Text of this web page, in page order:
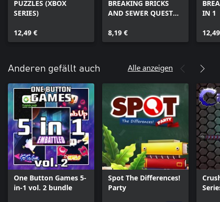
PUZZLES (XBOX
SERIES)
12,49 €
BREAKING BRICKS
AND SEWER QUEST
8,19 €
IN 1
Anderen gefällt auch Alle anzeigen
One Button Games 5-
in-1 vol. 2 bundle
Spot The Differences!
Party